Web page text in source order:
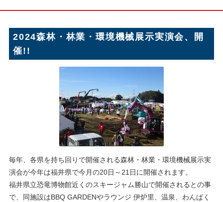
2024森林・林業・環境機械展示実演会、開
催!!
毎年、各県を持ち回りで開催される森林・林業・環境機械展示実
演会が今年は福井県で今月の20日～21日に開催されます。
福井県立恐竜博物館近くのスキージャム勝山で開催されるとの事
で、同施設はBBQ GARDENやラウンジ 伊炉里、温泉、わんぱく